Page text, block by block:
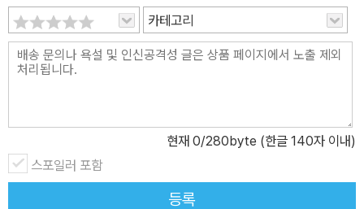
카테고리
현재 0/280byte (한글 140자 이내)
스포일러 포함
등록